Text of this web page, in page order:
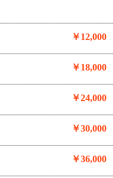
￥12,000
￥18,000
￥24,000
￥30,000
￥36,000